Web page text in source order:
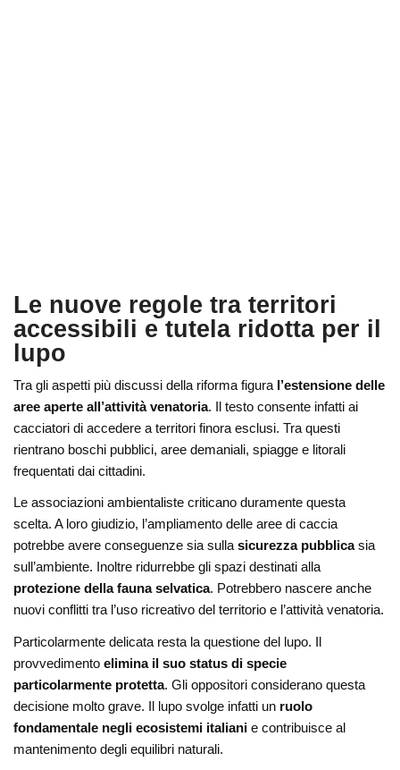
Le nuove regole tra territori
accessibili e tutela ridotta per il
lupo
Tra gli aspetti più discussi della riforma figura l’estensione delle
aree aperte all’attività venatoria. Il testo consente infatti ai
cacciatori di accedere a territori finora esclusi. Tra questi
rientrano boschi pubblici, aree demaniali, spiagge e litorali
frequentati dai cittadini.
Le associazioni ambientaliste criticano duramente questa
scelta. A loro giudizio, l’ampliamento delle aree di caccia
potrebbe avere conseguenze sia sullasicurezza pubblicasia
sull’ambiente. Inoltre ridurrebbe gli spazi destinati alla
protezione della fauna selvatica. Potrebbero nascere anche
nuovi conflitti tra l’uso ricreativo del territorio e l’attività venatoria.
Particolarmente delicata resta la questione del lupo. Il
provvedimentoelimina il suo status di specie
particolarmente protetta. Gli oppositori considerano questa
decisione molto grave. Il lupo svolge infatti un ruolo
fondamentale negli ecosistemi italiani e contribuisce al
mantenimento degli equilibri naturali.